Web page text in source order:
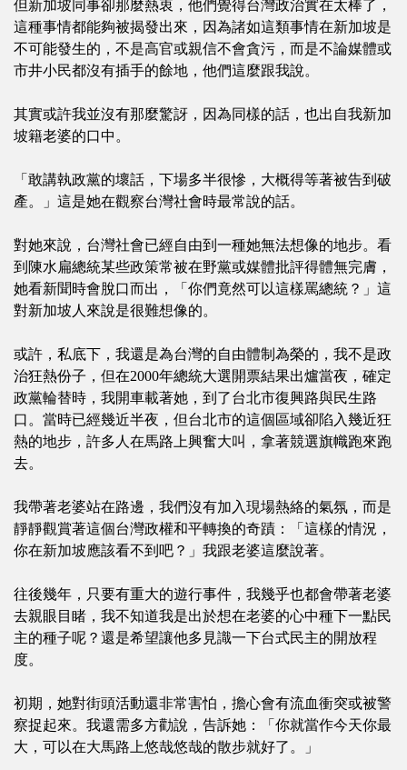
但新加坡同事卻那麼熱衷，他們覺得台灣政治實在太棒了，
這種事情都能夠被揭發出來，因為諸如這類事情在新加坡是
不可能發生的，不是高官或親信不會貪污，而是不論媒體或
市井小民都沒有插手的餘地，他們這麼跟我說。
其實或許我並沒有那麼驚訝，因為同樣的話，也出自我新加
坡籍老婆的口中。
「敢講執政黨的壞話，下場多半很慘，大概得等著被告到破
產。」這是她在觀察台灣社會時最常說的話。
對她來說，台灣社會已經自由到一種她無法想像的地步。看
到陳水扁總統某些政策常被在野黨或媒體批評得體無完膚，
她看新聞時會脫口而出，「你們竟然可以這樣罵總統？」這
對新加坡人來說是很難想像的。
或許，私底下，我還是為台灣的自由體制為榮的，我不是政
治狂熱份子，但在2000年總統大選開票結果出爐當夜，確定
政黨輪替時，我開車載著她，到了台北市復興路與民生路
口。當時已經幾近半夜，但台北市的這個區域卻陷入幾近狂
熱的地步，許多人在馬路上興奮大叫，拿著競選旗幟跑來跑
去。
我帶著老婆站在路邊，我們沒有加入現場熱絡的氣氛，而是
靜靜觀賞著這個台灣政權和平轉換的奇蹟：「這樣的情況，
你在新加坡應該看不到吧？」我跟老婆這麼說著。
往後幾年，只要有重大的遊行事件，我幾乎也都會帶著老婆
去親眼目睹，我不知道我是出於想在老婆的心中種下一點民
主的種子呢？還是希望讓他多見識一下台式民主的開放程
度。
初期，她對街頭活動還非常害怕，擔心會有流血衝突或被警
察捉起來。我還需多方勸說，告訴她：「你就當作今天你最
大，可以在大馬路上悠哉悠哉的散步就好了。」